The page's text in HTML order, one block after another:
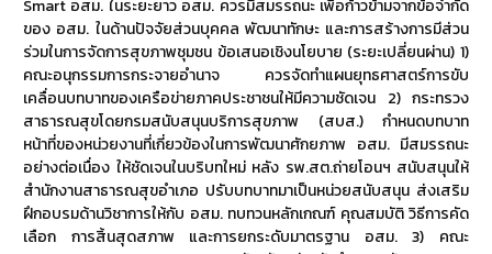
Smart อสม. ในระยะยาว อสม. ควรมีสมรรถนะ เพื่อก้าวข้ามจากข้อจำกัด
ของ อสม. ในด้านปัจจัยส่วนบุคคล พัฒนาทักษะ และการสร้างการมีส่วน
ร่วมในการจัดการสุขภาพชุมชน ข้อเสนอเชิงนโยบาย (ระยะเปลี่ยนผ่าน) 1)
คณะอนุกรรมการกระจายอำนาจ ควรจัดทำแผนยุทธศาสตร์การขับ
เคลื่อนบทบาทของเครือข่ายภาคประชาชนให้มีความชัดเจน 2) กระทรวง
สาธารณสุขโดยกรมสนับสนุนบริการสุขภาพ (สบส.) กำหนดบทบาท
หน้าที่ของหน่วยงานที่เกี่ยวข้องในการพัฒนาศักยภาพ อสม. มีสมรรถนะ
อย่างต่อเนื่อง ให้ชัดเจนในบริบทใหม่ หลัง รพ.สต.ถ่ายโอนฯ สนับสนุนให้
สำนักงานสาธารณสุขอำเภอ ปรับบทบาทมาเป็นหน่วยสนับสนุน ส่งเสริม
ฝึกอบรมด้านวิชาการให้กับ อสม. ทบทวนหลักเกณฑ์ คุณสมบัติ วิธีการคัด
เลือก การสิ้นสุดสภาพ และการยกระดับมาตรฐาน อสม. 3) คณะ